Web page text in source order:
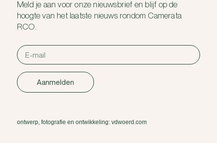
Meld je aan voor onze nieuwsbrief en blijf op de
hoogte van het laatste nieuws rondom Camerata
RCO.
Aanmelden
ontwerp, fotografie en ontwikkeling: vdwoerd.com